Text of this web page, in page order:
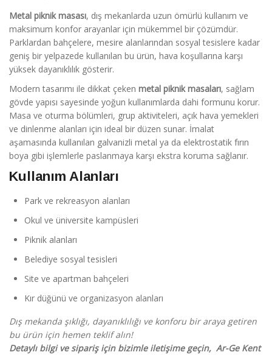
Metal piknik masası, dış mekanlarda uzun ömürlü kullanım ve
maksimum konfor arayanlar için mükemmel bir çözümdür.
Parklardan bahçelere, mesire alanlarından sosyal tesislere kadar
geniş bir yelpazede kullanılan bu ürün, hava koşullarına karşı
yüksek dayanıklılık gösterir.
Modern tasarımı ile dikkat çeken metal piknik masaları, sağlam
gövde yapısı sayesinde yoğun kullanımlarda dahi formunu korur.
Masa ve oturma bölümleri, grup aktiviteleri, açık hava yemekleri
ve dinlenme alanları için ideal bir düzen sunar. İmalat
aşamasında kullanılan galvanizli metal ya da elektrostatik fırın
boya gibi işlemlerle paslanmaya karşı ekstra koruma sağlanır.
Kullanım Alanları
Park ve rekreasyon alanları
Okul ve üniversite kampüsleri
Piknik alanları
Belediye sosyal tesisleri
Site ve apartman bahçeleri
Kır düğünü ve organizasyon alanları
Dış mekanda şıklığı, dayanıklılığı ve konforu bir araya getiren
bu ürün için hemen teklif alın!
Detaylı bilgi ve sipariş için bizimle iletişime geçin, Ar-Ge Kent